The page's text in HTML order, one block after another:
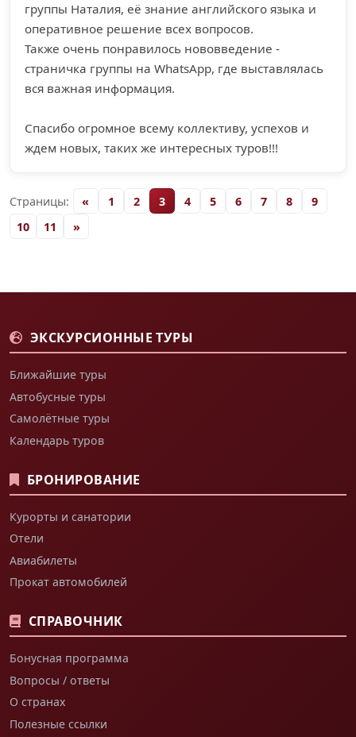
группы Наталия, её знание английского языка и
оперативное решение всех вопросов.
Также очень понравилось нововведение -
страничка группы на WhatsApp, где выставлялась
вся важная информация.
Спасибо огромное всему коллективу, успехов и
ждем новых, таких же интересных туров!!!
Страницы: « 1 2 3 4 5 6 7 8
9
10
11 »
ЭКСКУРСИОННЫЕ ТУРЫ
Ближайшие туры
Автобусные туры
Самолётные туры
Календарь туров
БРОНИРОВАНИЕ
Курорты и санатории
Отели
Авиабилеты
Прокат автомобилей
СПРАВОЧНИК
Бонусная программа
Вопросы / ответы
О странах
Полезные ссылки